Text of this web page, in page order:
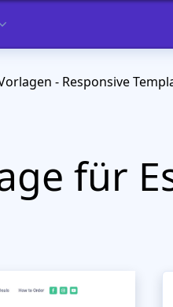
- Responsive
für